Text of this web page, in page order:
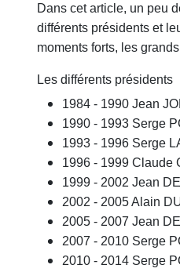
Dans cet article, un peu
différents présidents et
moments forts, les
Les différents présidents
1984 - 1990 Jean
1990 - 1993 Serge
1993 - 1996 Serge
1996 - 1999 Claude
1999 - 2002 Jean
2002 - 2005 Alain
2005 - 2007 Jean
2007 - 2010 Serge
2010 - 2014 Serge